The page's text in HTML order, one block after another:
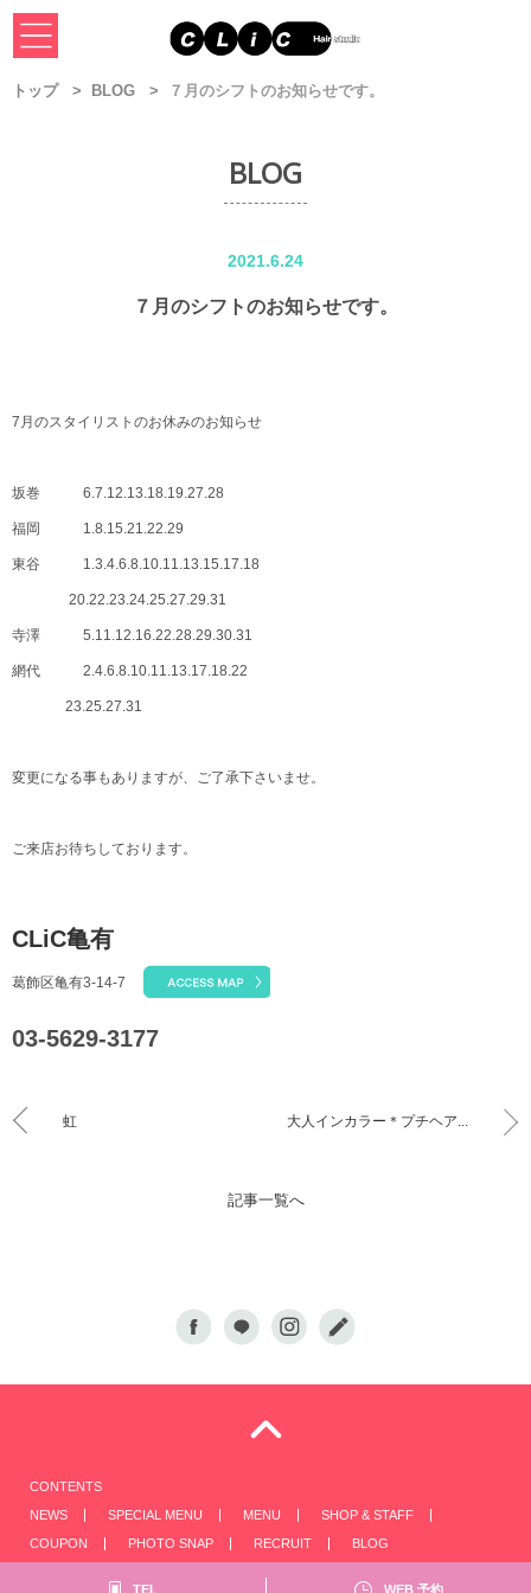
トップ BLOG ７月のシフトのお知らせです。
BLOG
2021.6.24
７月のシフトのお知らせです。
7月のスタイリストのお休みのお知らせ
坂巻 6.7.12.13.18.19.27.28
福岡 1.8.15.21.22.29
東谷 1.3.4.6.8.10.11.13.15.17.18
20.22.23.24.25.27.29.31
寺澤 5.11.12.16.22.28.29.30.31
網代 2.4.6.8.10.11.13.17.18.22
23.25.27.31
変更になる事もありますが、ご了承下さいませ。
ご来店お待ちしております。
CLiC亀有
葛飾区亀有3-14-7
03-5629-3177
虹 大人インカラー＊プチヘア...
記事一覧へ
CONTENTS
NEWS
SPECIAL MENU MENU
SHOP & STAFF
COUPON
PHOTO SNAP RECRUIT BLOG
TEL WEB 予約